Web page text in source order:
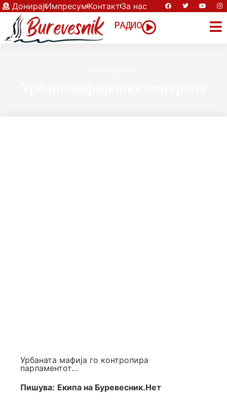
ДонирајИмпресумКонтактЗа нас
РАДИО
Урбаната мафија го контролира
парламентот…
Пишува: Екипа на Буревесник.Нет